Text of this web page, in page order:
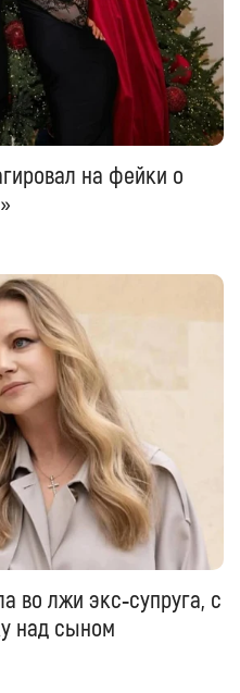
на фейки о
во лжи экс‑супруга, с
над сыном